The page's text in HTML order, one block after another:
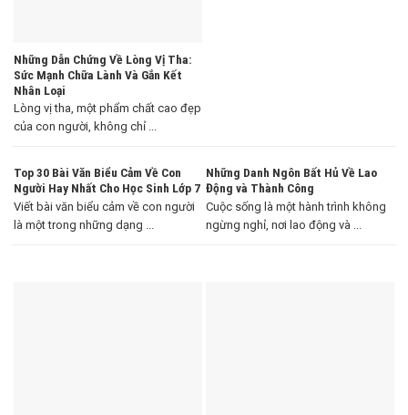
Những Dẫn Chứng Về Lòng Vị Tha:
Sức Mạnh Chữa Lành Và Gắn Kết
Nhân Loại
Lòng vị tha, một phẩm chất cao đẹp
của con người, không chỉ ...
Top 30 Bài Văn Biểu Cảm Về Con
Người Hay Nhất Cho Học Sinh Lớp 7
Viết bài văn biểu cảm về con người
là một trong những dạng ...
Những Danh Ngôn Bất Hủ Về Lao
Động và Thành Công
Cuộc sống là một hành trình không
ngừng nghỉ, nơi lao động và ...